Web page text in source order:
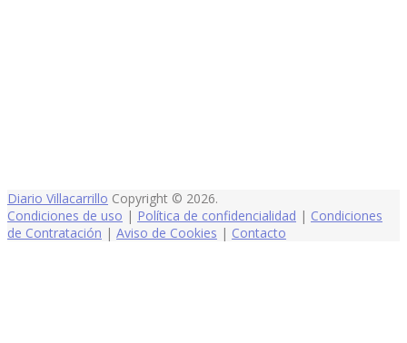
Diario Villacarrillo Copyright © 2026.
Condiciones de uso | Política de confidencialidad | Condiciones
de Contratación | Aviso de Cookies | Contacto